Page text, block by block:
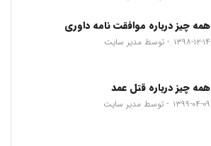
همه چیز درباره موافقت نامه داوری
۱۳۹۸-۱۲-۱۴ توسط مدیر سایت
همه چیز درباره قتل عمد
۱۳۹۹-۰۴-۰۹ توسط مدیر سایت